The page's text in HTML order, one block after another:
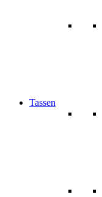
Tassen